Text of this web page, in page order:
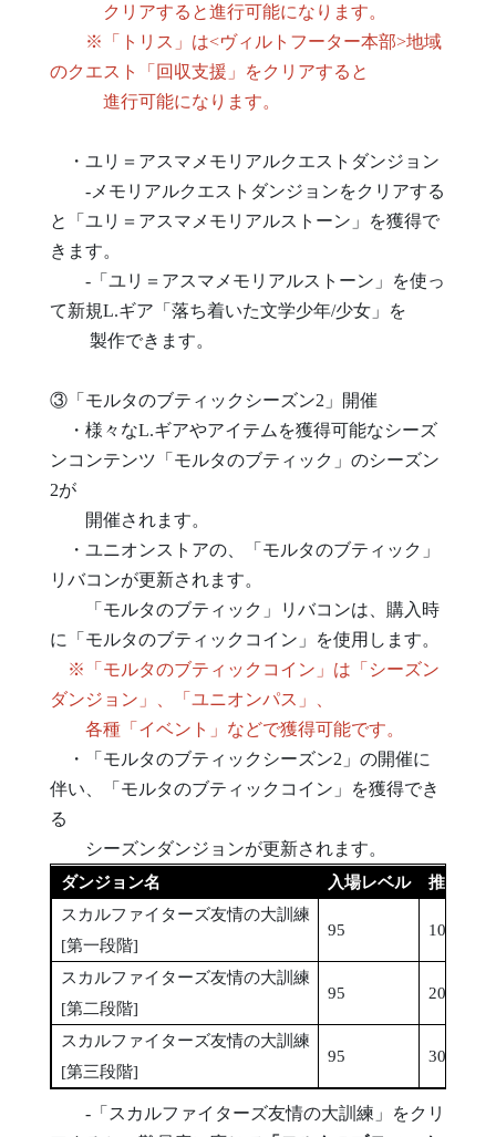
クリアすると進行可能になります。
※「トリス」は<ヴィルトフーター本部>地域
のクエスト「回収支援」をクリアすると
進行可能になります。
・ユリ＝アスマメモリアルクエストダンジョン
-メモリアルクエストダンジョンをクリアする
と「ユリ＝アスマメモリアルストーン」を獲得で
きます。
-「ユリ＝アスマメモリアルストーン」を使っ
て新規L.ギア「落ち着いた文学少年/少女」を
製作できます。
③「モルタのブティックシーズン2」開催
・様々なL.ギアやアイテムを獲得可能なシーズ
ンコンテンツ「モルタのブティック」のシーズン
2が
開催されます。
・ユニオンストアの、「モルタのブティック」
リバコンが更新されます。
「モルタのブティック」リバコンは、購入時
に「モルタのブティックコイン」を使用します。
※「モルタのブティックコイン」は「シーズン
ダンジョン」、「ユニオンパス」、
各種「イベント」などで獲得可能です。
・「モルタのブティックシーズン2」の開催に
伴い、「モルタのブティックコイン」を獲得でき
る
シーズンダンジョンが更新されます。
ダンジョン名 入場レベル
推奨総
スカルファイターズ友情の大訓練
[第一段階]
95
スカルファイターズ友情の大訓練
[第二段階]
95
スカルファイターズ友情の大訓練
[第三段階]
95
-「スカルファイターズ友情の大訓練」をクリ